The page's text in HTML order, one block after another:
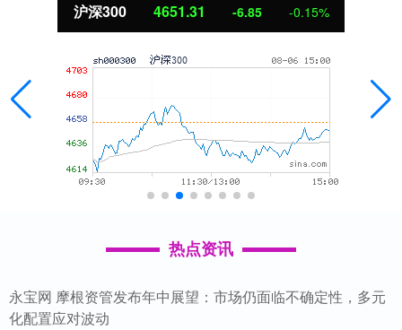
北证50 1122.88 3.42 0.30%
热点资讯
永宝网 摩根资管发布年中展望：市场仍面临不确定性，多元
化配置应对波动